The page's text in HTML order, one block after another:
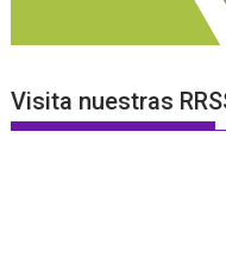
Visita nuestras